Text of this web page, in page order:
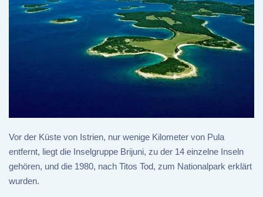
Vor der Küste von Istrien, nur wenige Kilometer von Pula
entfernt, liegt die Inselgruppe Brijuni, zu der 14 einzelne Inseln
gehören, und die 1980, nach Titos Tod, zum Nationalpark erklärt
wurden.